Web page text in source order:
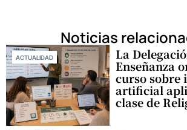
Noticias
ACTUALIDAD La
Enseñanza
curso sobre
artificial
clase de